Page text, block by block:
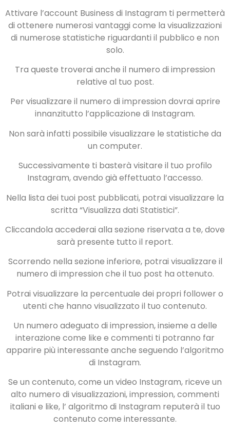
Attivare l’account Business di Instagram ti permetterà
di ottenere numerosi vantaggi come la visualizzazioni
di numerose statistiche riguardanti il pubblico e non
solo.
Tra queste troverai anche il numero di impression
relative al tuo post.
Per visualizzare il numero di impression dovrai aprire
innanzitutto l’applicazione di Instagram.
Non sarà infatti possibile visualizzare le statistiche da
un computer.
Successivamente ti basterà visitare il tuo profilo
Instagram, avendo già effettuato l’accesso.
Nella lista dei tuoi post pubblicati, potrai visualizzare la
scritta “Visualizza dati Statistici”.
Cliccandola accederai alla sezione riservata a te, dove
sarà presente tutto il report.
Scorrendo nella sezione inferiore, potrai visualizzare il
numero di impression che il tuo post ha ottenuto.
Potrai visualizzare la percentuale dei propri follower o
utenti che hanno visualizzato il tuo contenuto.
Un numero adeguato di impression, insieme a delle
interazione come like e commenti ti potranno far
apparire più interessante anche seguendo l’algoritmo
di Instagram.
Se un contenuto, come un video Instagram, riceve un
alto numero di visualizzazioni, impression, commenti
italiani e like, l’ algoritmo di Instagram reputerà il tuo
contenuto come interessante.